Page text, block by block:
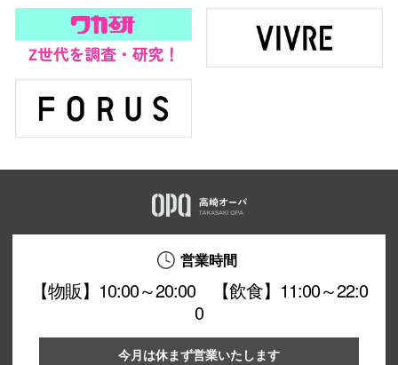
営業時間
【物販】10:00～20:00 【飲食】11:00～22:0
0
今月は休まず営業いたします